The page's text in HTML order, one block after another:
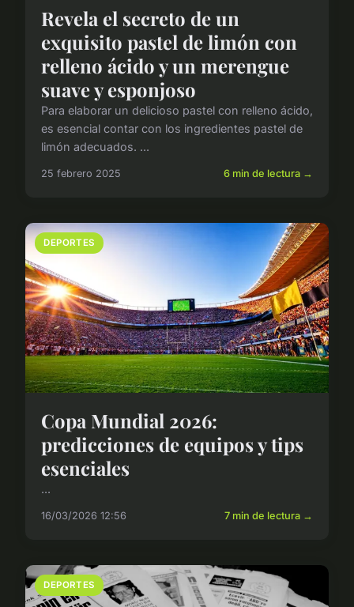
Revela el secreto de un
exquisito pastel de limón con
relleno ácido y un merengue
suave y esponjoso
Para elaborar un delicioso pastel con relleno ácido,
es esencial contar con los ingredientes pastel de
limón adecuados. ...
25 febrero 2025 6 min de lectura →
DEPORTES
Copa Mundial 2026:
predicciones de equipos y tips
esenciales
...
16/03/2026 12:56 7 min de lectura →
DEPORTES